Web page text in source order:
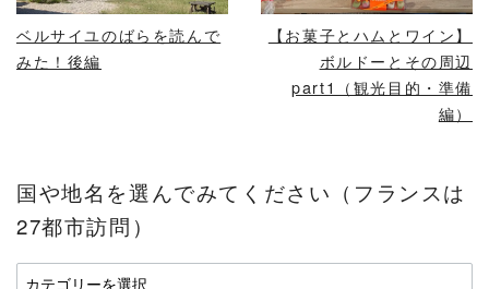
ベルサイユのばらを読んで
みた！後編
【お菓子とハムとワイン】
ボルドーとその周辺
part1（観光目的・準備
編）
国や地名を選んでみてください（フランスは
27都市訪問）
国